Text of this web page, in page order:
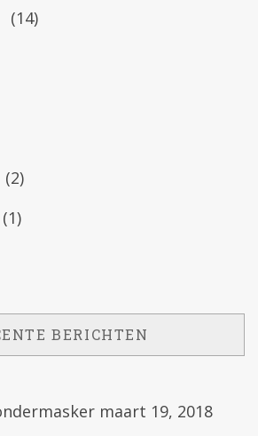
(14)
(2)
(1)
BERICHTEN
maart 19, 2018